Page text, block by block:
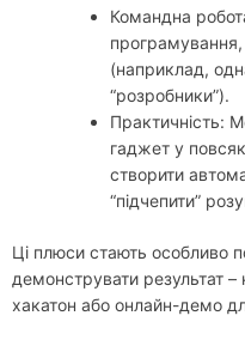
Командна
(наприклад,
“розробники”).
Практичність:
гаджет у
створити
“підчепити”
Ці плюси стають особливо
демонструвати результат
хакатон або онлайн-демо